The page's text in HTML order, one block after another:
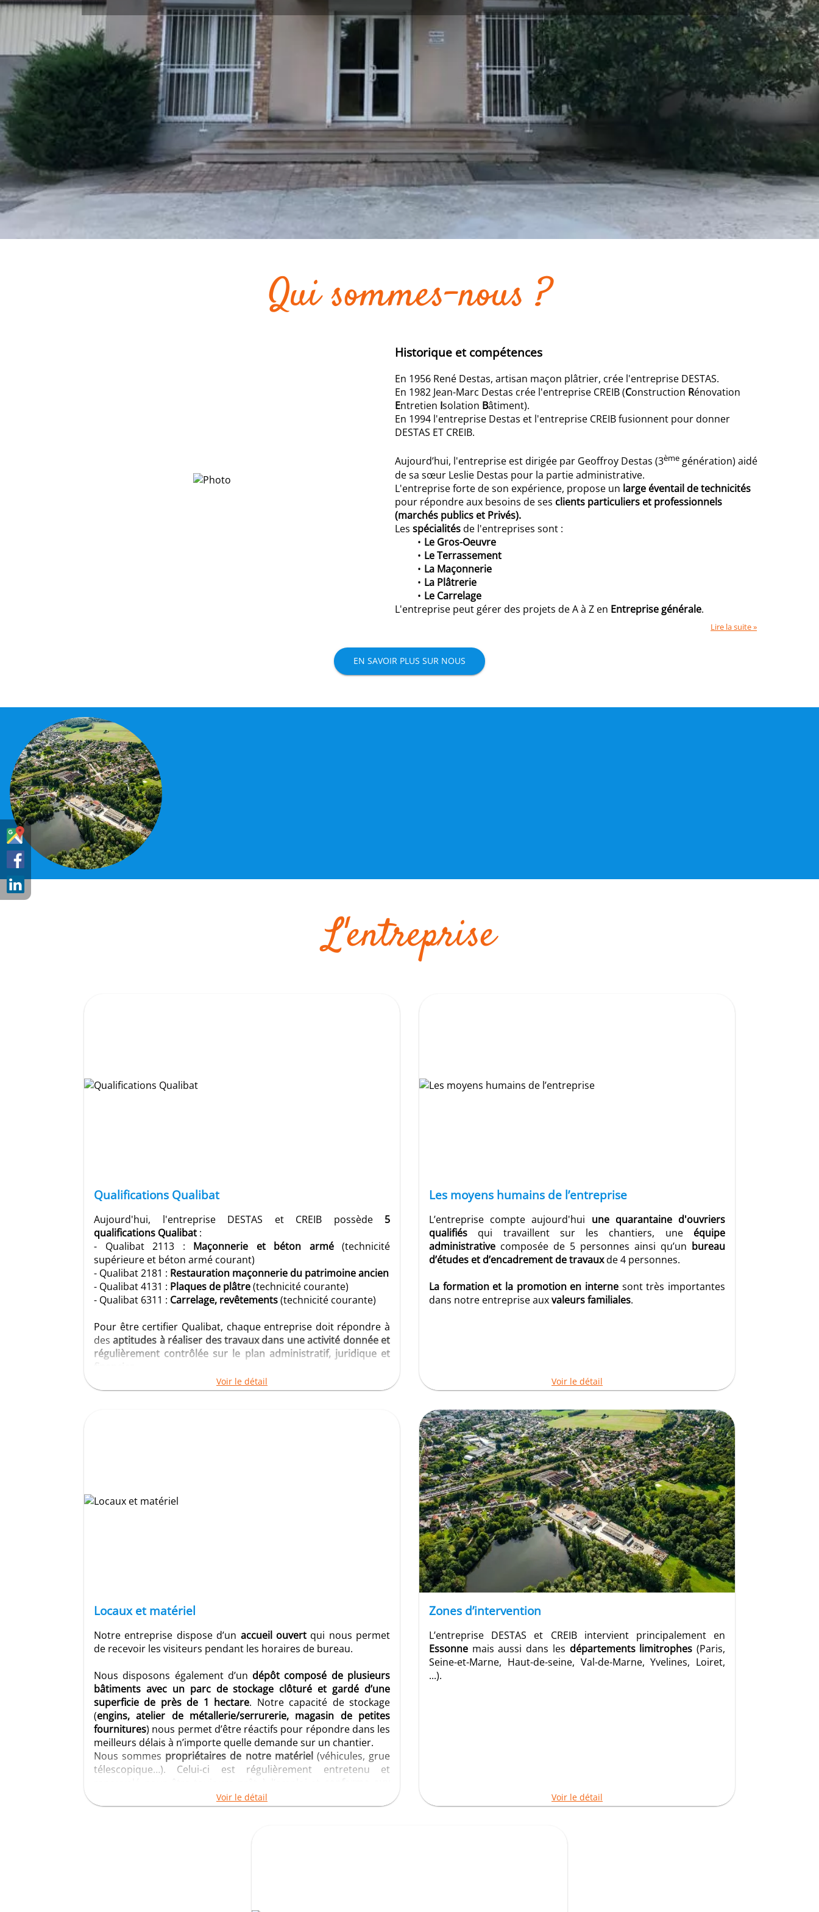
Qui sommes-nous ?
Historique et compétences
En 1956 René Destas, artisan maçon plâtrier, crée l'entreprise DESTAS.
En 1982 Jean-Marc Destas crée l'entreprise CREIB (Construction Rénovation
Entretien Isolation Bâtiment).
En 1994 l'entreprise Destas et l'entreprise CREIB fusionnent pour donner
DESTAS ET CREIB.
Aujourd’hui, l'entreprise est dirigée par Geoffroy Destas (3ème génération) aidé
de sa sœur Leslie Destas pour la partie administrative.
L'entreprise forte de son expérience, propose un large éventail de technicités
pour répondre aux besoins de ses clients particuliers et professionnels
(marchés publics et Privés).
Les spécialitésde l'entreprises sont :
Le Gros-Oeuvre
Le Terrassement
La Maçonnerie
La Plâtrerie
Le Carrelage
L'entreprise peut gérer des projets de A à Z en Entreprise générale.
Lire la suite
EN SAVOIR PLUS SUR NOUS
L'entreprise
Qualifications Qualibat
Aujourd'hui, l'entreprise DESTAS et CREIB possède 5
qualifications Qualibat :
- Qualibat 2113 : Maçonnerie et béton armé(technicité
supérieure et béton armé courant)
- Qualibat 2181 : Restauration maçonnerie du patrimoine ancien
- Qualibat 4131 : Plaques de plâtre(technicité courante)
- Qualibat 6311 : Carrelage, revêtements(technicité courante)
Pour être certifier Qualibat, chaque entreprise doit répondre à
desaptitudes à réaliser des travaux dans une activité donnée et
régulièrement contrôlée sur le plan administratif, juridique et
C'est ungage d'excellencepour tous les maîtres d'ouvrages,
Voir le détail
Les moyens humains de l’entreprise
L’entreprise compte aujourd'hui une quarantaine d'ouvriers
qualifiés qui travaillent sur les chantiers, une équipe
administrative composée de 5 personnes ainsi qu’un bureau
d’études et d’encadrement de travauxde 4 personnes.
La formation et la promotion en interne sont très importantes
dans notre entreprise auxvaleurs familiales.
Voir le détail
Locaux et matériel
Notre entreprise dispose d’un accueil ouvertqui nous permet
de recevoir les visiteurs pendant les horaires de bureau.
Nous disposons également d’un dépôt composé de plusieurs
bâtiments avec un parc de stockage clôturé et gardé d’une
superficie de près de 1 hectare. Notre capacité de stockage
(engins, atelier de métallerie/serrurerie, magasin de petites
fournitures) nous permet d’être réactifs pour répondre dans les
meilleurs délais à n’importe quelle demande sur un chantier.
Nous sommes propriétaires de notre matériel (véhicules, grue
télescopique…). Celui-ci est régulièrement entretenu et
Voir le détail
Zones d’intervention
L’entreprise DESTAS et CREIB intervient principalement en
Essonne mais aussi dans les départements limitrophes(Paris,
Seine-et-Marne, Haut-de-seine, Val-de-Marne, Yvelines, Loiret,
...).
Voir le détail